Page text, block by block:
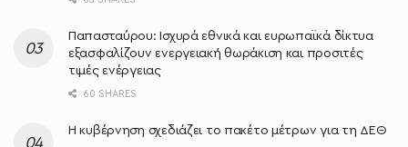
Παπασταύρου: Ισχυρά εθνικά και ευρωπαϊκά δίκτυα
εξασφαλίζουν ενεργειακή θωράκιση και προσιτές
τιμές ενέργειας
60 SHARES
Η κυβέρνηση σχεδιάζει το πακέτο μέτρων για τη ΔΕΘ